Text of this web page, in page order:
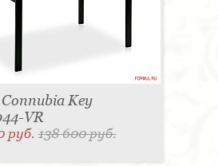
Key
VR
руб.138 600 руб.